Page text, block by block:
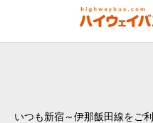
いつも新宿～伊那飯田線をご